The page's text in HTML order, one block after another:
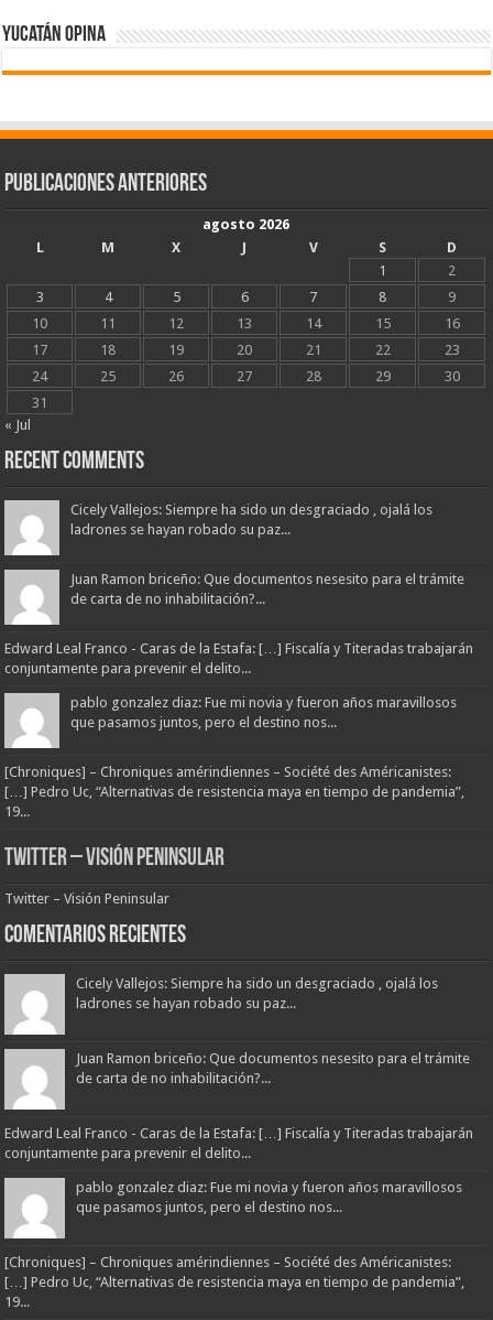
Yucatán Opina
Publicaciones Anteriores
agosto 2026
L
M X J V S
D
1
2
3
4 5 6 7 8
9
10
11 12 13 14 15
16
17
18 19 20 21 22
23
24
25 26 27 28 29
30
31
« Jul
Recent Comments
Cicely Vallejos: Siempre ha sido un desgraciado , ojalá los
ladrones se hayan robado su paz...
Juan Ramon briceño: Que documentos nesesito para el trámite
de carta de no inhabilitación?...
Edward Leal Franco - Caras de la Estafa: […] Fiscalía y Titeradas trabajarán
conjuntamente para prevenir el delito...
pablo gonzalez diaz: Fue mi novia y fueron años maravillosos
que pasamos juntos, pero el destino nos...
[Chroniques] – Chroniques amérindiennes – Société des Américanistes:
[…] Pedro Uc, “Alternativas de resistencia maya en tiempo de pandemia”,
19...
Twitter – Visión Peninsular
Twitter – Visión Peninsular
Comentarios Recientes
Cicely Vallejos: Siempre ha sido un desgraciado , ojalá los
ladrones se hayan robado su paz...
Juan Ramon briceño: Que documentos nesesito para el trámite
de carta de no inhabilitación?...
Edward Leal Franco - Caras de la Estafa: […] Fiscalía y Titeradas trabajarán
conjuntamente para prevenir el delito...
pablo gonzalez diaz: Fue mi novia y fueron años maravillosos
que pasamos juntos, pero el destino nos...
[Chroniques] – Chroniques amérindiennes – Société des Américanistes:
[…] Pedro Uc, “Alternativas de resistencia maya en tiempo de pandemia”,
19...